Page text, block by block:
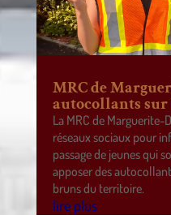
MRC de
autocollants sur
La MRC de Marguerite-
réseaux sociaux pour
passage de jeunes qui
apposer des
bruns du territoire.
lire plus